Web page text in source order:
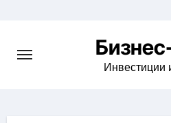
content
Инвестиции